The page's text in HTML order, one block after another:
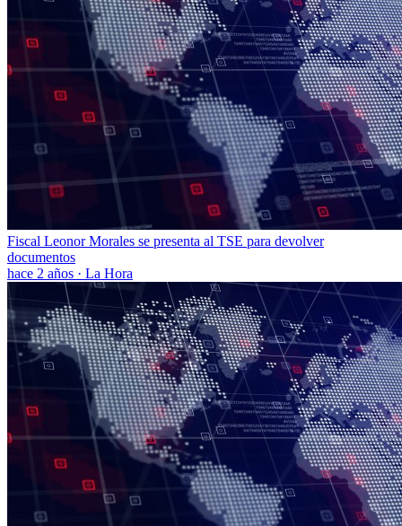
Fiscal Leonor Morales se presenta al TSE para devolver
documentos
hace 2 años · La Hora